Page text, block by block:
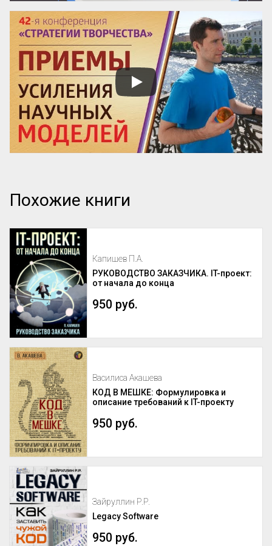
Похожие книги
Капишев П.А.
РУКОВОДСТВО ЗАКАЗЧИКА. IT-проект:
от начала до конца
950 руб.
Василиса Акашева
КОД В МЕШКЕ: Формулировка и
описание требований к IT-проекту
950 руб.
Зайруллин Р.Р.
Legacy Software
950 руб.